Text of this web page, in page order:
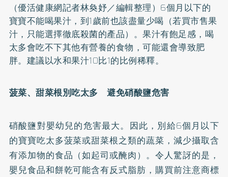
（優活健康網記者林奐妤／編輯整理）6個月以下的
寶寶不能喝果汁，到1歲前也該盡量少喝（若買市售果
汁，只能選擇徹底殺菌的產品）。果汁有飽足感，喝
太多會吃不下其他有營養的食物，可能還會導致肥
胖。建議以水和果汁10比1的比例稀釋。
菠菜、甜菜根別吃太多 避免硝酸鹽危害
硝酸鹽對嬰幼兒的危害最大。因此，別給6個月以下
的寶寶吃太多菠菜或甜菜根之類的蔬菜，減少攝取含
有添加物的食品（如起司或醃肉）。令人驚訝的是，
嬰兒食品和餅乾可能含有反式脂肪，購買前注意商標